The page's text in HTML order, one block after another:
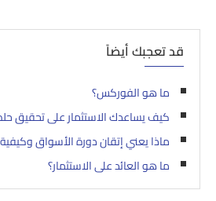
قد تعجبك أيضاً
ما هو الفوركس؟
كيف يساعدك الاستثمار على تحقيق حلم
ماذا يعني إتقان دورة الأسواق
ما هو العائد على الاستثمار؟